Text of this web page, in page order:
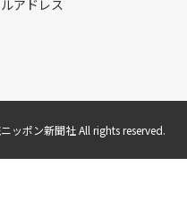
アドレス
ッポン新聞社 All rights reserved.